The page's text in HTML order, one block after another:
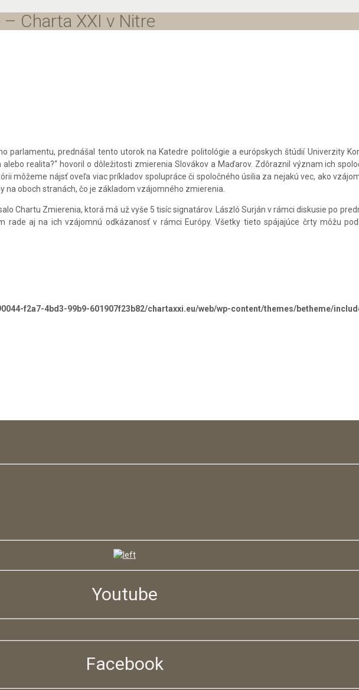
Charta XXI v Nitre
parlamentu, prednášal tento utorok na Katedre politológie a európskych štúdií Univerzity
realita?“ hovoril o dôležitosti zmierenia Slovákov a Maďarov. Zdôraznil význam ich
môžeme nájsť oveľa viac príkladov spolupráce či spoločného úsilia za nejakú vec, ako
na oboch stranách, čo je základom vzájomného zmierenia.
Chartu Zmierenia, ktorá má už vyše 5 tisíc signatárov. László Surján v rámci diskusie po
rade aj na ich vzájomnú odkázanosť v rámci Európy. Všetky tieto spájajúce črty môžu
f2a7-4bd3-99b9-601907f23b82/chartaxxi.eu/web/wp-content/themes/betheme/
Youtube
Facebook